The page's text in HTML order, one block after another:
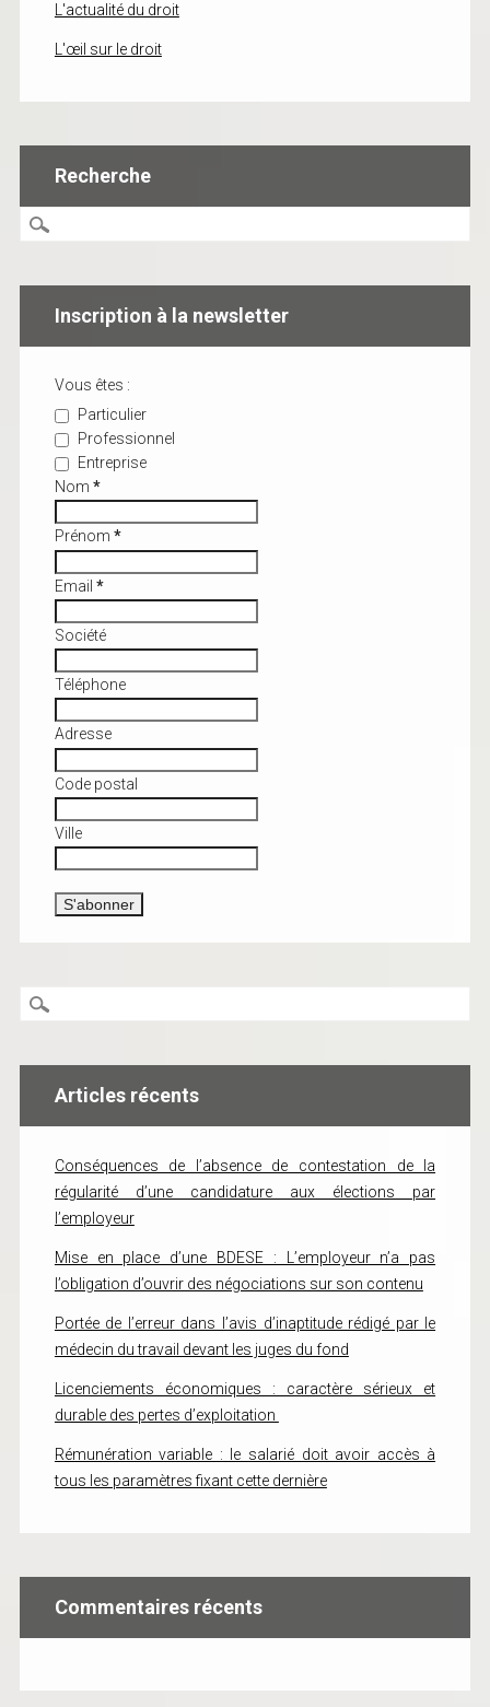
L'actualité du droit
L'œil sur le droit
Recherche
Inscription à la newsletter
Vous êtes :
Particulier
Professionnel
Entreprise
Nom *
Prénom *
Email *
Société
Téléphone
Adresse
Code postal
Ville
Articles récents
Conséquences de l’absence de contestation de la
régularité d’une candidature aux élections par
l’employeur
Mise en place d’une BDESE : L’employeur n’a pas
l’obligation d’ouvrir des négociations sur son contenu
Portée de l’erreur dans l’avis d’inaptitude rédigé par le
médecin du travail devant les juges du fond
Licenciements économiques : caractère sérieux et
durable des pertes d’exploitation
Rémunération variable : le salarié doit avoir accès à
tous les paramètres fixant cette dernière
Commentaires récents